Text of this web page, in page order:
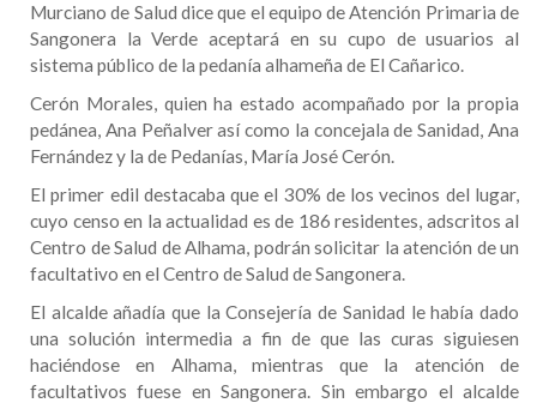
Murciano de Salud dice que el equipo de Atención Primaria de
Sangonera la Verde aceptará en su cupo de usuarios al
sistema público de la pedanía alhameña de El Cañarico.
Cerón Morales, quien ha estado acompañado por la propia
pedánea, Ana Peñalver así como la concejala de Sanidad, Ana
Fernández y la de Pedanías, María José Cerón.
El primer edil destacaba que el 30% de los vecinos del lugar,
cuyo censo en la actualidad es de 186 residentes, adscritos al
Centro de Salud de Alhama, podrán solicitar la atención de un
facultativo en el Centro de Salud de Sangonera.
El alcalde añadía que la Consejería de Sanidad le había dado
una solución intermedia a fin de que las curas siguiesen
haciéndose en Alhama, mientras que la atención de
facultativos fuese en Sangonera. Sin embargo el alcalde